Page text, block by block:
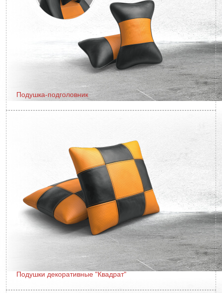
Подушка-подголовник
Подушки декоративные "Квадрат"